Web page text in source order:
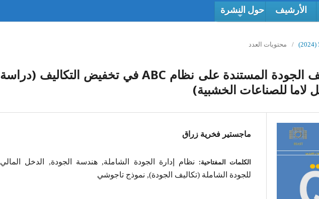
الأرشيف حول النشرة
/ محتويات العدد
أهمية قياس تكاليف الجودة المستندة على نظام ABC في تخفيض التكاليف (دراسة
لاما للصناعات الخشبية)
ماجستير فخرية زراق
الكلمات المفتاحية: نظام إدارة الجودة الشاملة, هندسة الجودة, الدخل المالي
للجودة الشاملة (تكاليف الجودة), نموذج تاجوشي